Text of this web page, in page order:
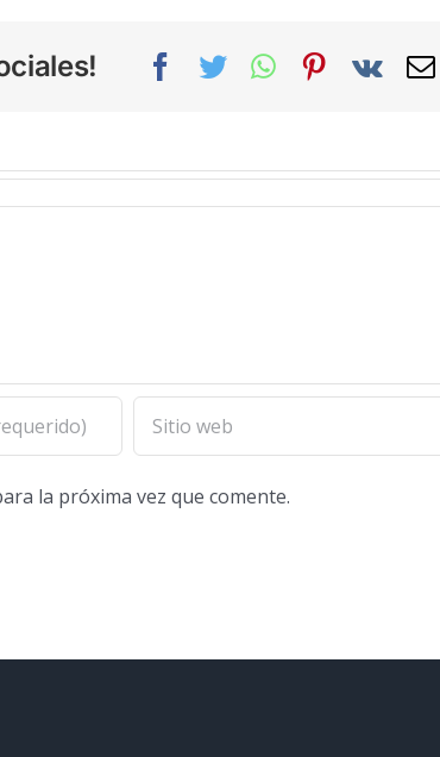
Facebook
TwitterWhatsAppPinterest
Vk
la próxima vez que comente.